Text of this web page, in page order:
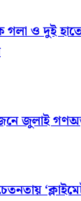
ও দুই
জুলাই